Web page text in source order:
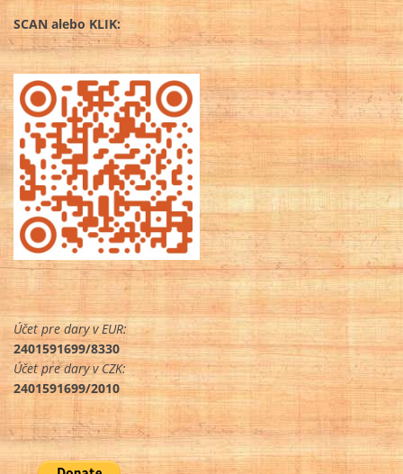
SCAN alebo KLIK:
Účet pre dary v EUR:
2401591699/8330
Účet pre dary v CZK:
2401591699/2010